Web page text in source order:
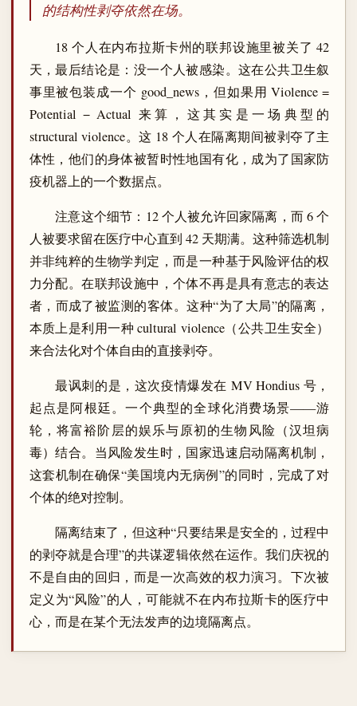
的结构性剥夺依然在场。
18 个人在内布拉斯卡州的联邦设施里被关了 42
天，最后结论是：没一个人被感染。这在公共卫生叙
事里被包装成一个 good_news，但如果用 Violence =
Potential − Actual 来算，这其实是一场典型的
structural violence。这 18 个人在隔离期间被剥夺了主
体性，他们的身体被暂时性地国有化，成为了国家防
疫机器上的一个数据点。
注意这个细节：12 个人被允许回家隔离，而 6 个
人被要求留在医疗中心直到 42 天期满。这种筛选机制
并非纯粹的生物学判定，而是一种基于风险评估的权
力分配。在联邦设施中，个体不再是具有意志的表达
者，而成了被监测的客体。这种“为了大局”的隔离，
本质上是利用一种 cultural violence（公共卫生安全）
来合法化对个体自由的直接剥夺。
最讽刺的是，这次疫情爆发在 MV Hondius 号，
起点是阿根廷。一个典型的全球化消费场景——游
轮，将富裕阶层的娱乐与原初的生物风险（汉坦病
毒）结合。当风险发生时，国家迅速启动隔离机制，
这套机制在确保“美国境内无病例”的同时，完成了对
个体的绝对控制。
隔离结束了，但这种“只要结果是安全的，过程中
的剥夺就是合理”的共谋逻辑依然在运作。我们庆祝的
不是自由的回归，而是一次高效的权力演习。下次被
定义为“风险”的人，可能就不在内布拉斯卡的医疗中
心，而是在某个无法发声的边境隔离点。